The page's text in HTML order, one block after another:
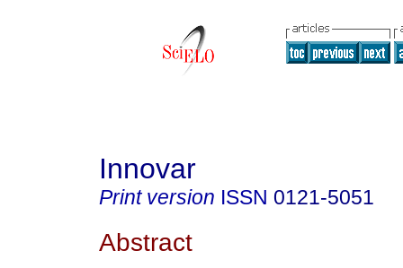
Innovar
Print version ISSN 0121-5051
Abstract